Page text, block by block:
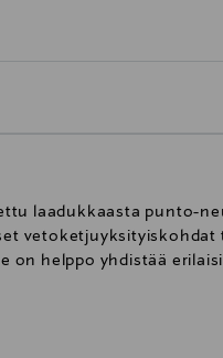
laadukkaasta punto-
on helppo yhdistää